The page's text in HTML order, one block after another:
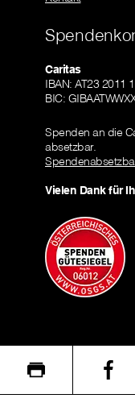
Caritas
IBAN: AT23 2011
BIC:
Spenden an die
absetzbar.
Vielen Dank für